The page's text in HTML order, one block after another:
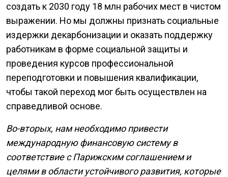
создать к 2030 году 18 млн рабочих мест в чистом
выражении. Но мы должны признать социальные
издержки декарбонизации и оказать поддержку
работникам в форме социальной защиты и
проведения курсов профессиональной
переподготовки и повышения квалификации,
чтобы такой переход мог быть осуществлен на
справедливой основе.
Во-вторых, нам необходимо привести
международную финансовую систему в
соответствие с Парижским соглашением и
целями в области устойчивого развития, которые